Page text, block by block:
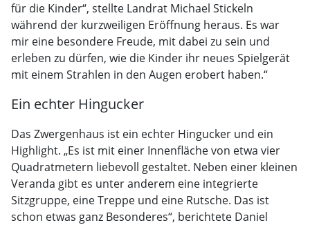
für die Kinder“, stellte Landrat Michael Stickeln
während der kurzweiligen Eröffnung heraus. Es war
mir eine besondere Freude, mit dabei zu sein und
erleben zu dürfen, wie die Kinder ihr neues Spielgerät
mit einem Strahlen in den Augen erobert haben.“
Ein echter Hingucker
Das Zwergenhaus ist ein echter Hingucker und ein
Highlight. „Es ist mit einer Innenfläche von etwa vier
Quadratmetern liebevoll gestaltet. Neben einer kleinen
Veranda gibt es unter anderem eine integrierte
Sitzgruppe, eine Treppe und eine Rutsche. Das ist
schon etwas ganz Besonderes“, berichtete Daniel